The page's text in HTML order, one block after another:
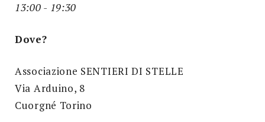
13:00 - 19:30
Dove?
Associazione SENTIERI DI STELLE
Via Arduino, 8
Cuorgné Torino